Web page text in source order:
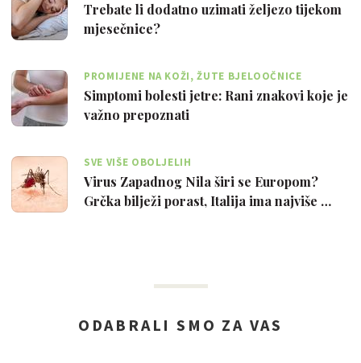
Trebate li dodatno uzimati željezo tijekom
mjesečnice?
PROMIJENE NA KOŽI, ŽUTE BJELOOČNICE
Simptomi bolesti jetre: Rani znakovi koje je
važno prepoznati
SVE VIŠE OBOLJELIH
Virus Zapadnog Nila širi se Europom?
Grčka bilježi porast, Italija ima najviše …